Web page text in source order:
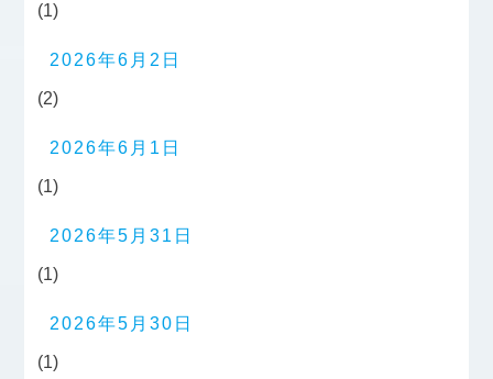
(1)
2026年6月2日
(2)
2026年6月1日
(1)
2026年5月31日
(1)
2026年5月30日
(1)